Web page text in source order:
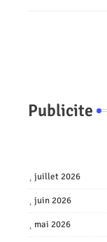
Publicite
juillet 2026
juin 2026
mai 2026